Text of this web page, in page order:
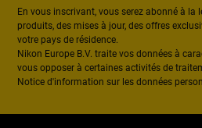
En vous inscrivant, vous serez abonné à
produits, des mises à jour, des offres
votre pays de résidence.
Nikon Europe B.V. traite vos données à
vous opposer à certaines activités de
Notice d'information sur les données